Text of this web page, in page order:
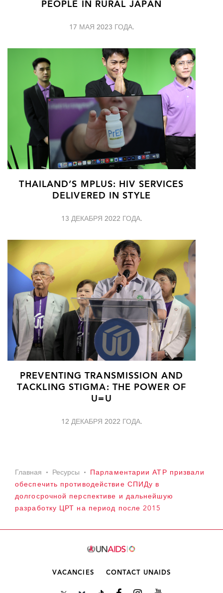
PEOPLE IN RURAL JAPAN
17 МАЯ 2023 ГОДА.
THAILAND’S MPLUS: HIV SERVICES
DELIVERED IN STYLE
13 ДЕКАБРЯ 2022 ГОДА.
PREVENTING TRANSMISSION AND
TACKLING STIGMA: THE POWER OF
U=U
12 ДЕКАБРЯ 2022 ГОДА.
Главная Ресурсы
Парламентарии АТР призвали
обеспечить противодействие СПИДу в
долгосрочной перспективе и дальнейшую
разработку ЦРТ на период после 2015
VACANCIES CONTACT UNAIDS